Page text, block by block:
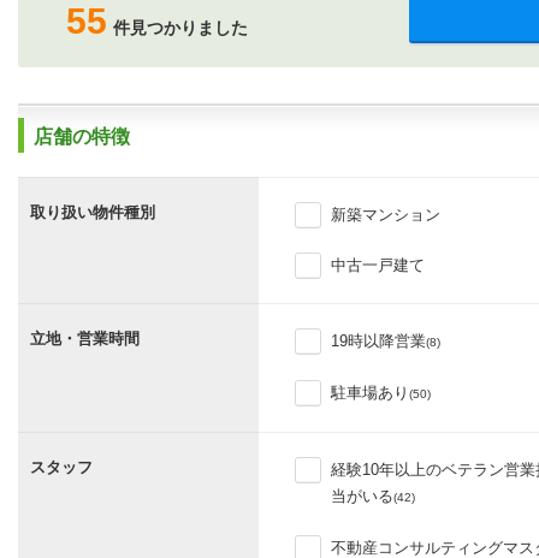
55 件見つかりました
店舗の特徴
取り扱い物件種別 新築マンション
中古一戸建て
立地・営業時間 19時以降営業(8)
駐車場あり (50)
スタッフ
経験10年以上のベテラン営業
当がいる(42)
不動産コンサルティングマス